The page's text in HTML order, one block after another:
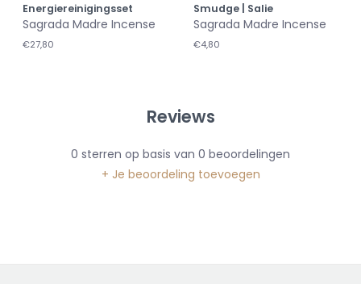
Energiereinigingsset
Sagrada Madre Incense
€27,80
Smudge | Salie
Sagrada Madre Incense
€4,80
Reviews
0 sterren op basis van 0 beoordelingen
+ Je beoordeling toevoegen